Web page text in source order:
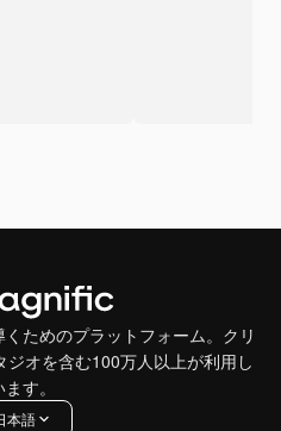
ためのプラットフォーム。クリ
オを含む100万人以上が利用し
す。
本語